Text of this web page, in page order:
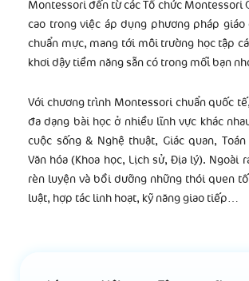
Montessori đến từ các Tổ chức Montessori
cao trong việc áp dụng phương pháp
chuẩn mực, mang tới môi trường học tập
khơi dậy tiềm năng sẵn có trong mỗi bạn
Với chương trình Montessori chuẩn quốc
đa dạng bài học ở nhiều lĩnh vực khác
cuộc sống & Nghệ thuật, Giác quan,
Văn hóa (Khoa học, Lịch sử, Địa lý). Ngoài
rèn luyện và bồi dưỡng những thói quen
luật, hợp tác linh hoạt, kỹ năng giao tiếp…